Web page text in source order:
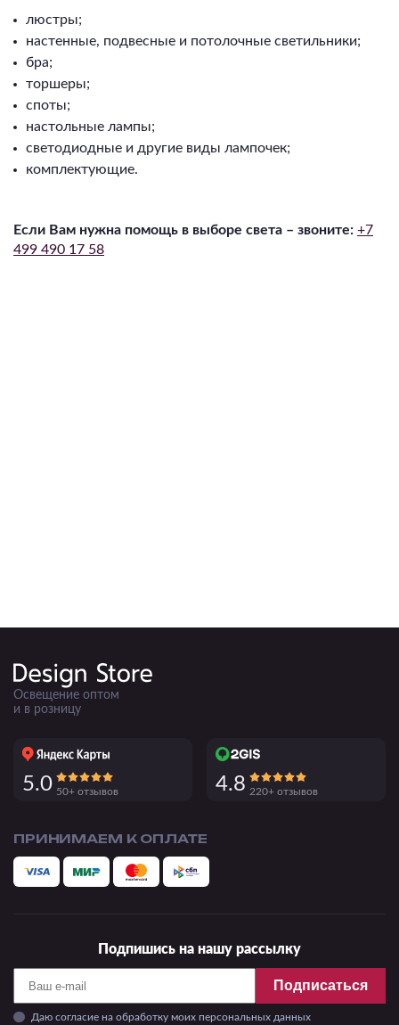
люстры;
настенные, подвесные и потолочные светильники;
бра;
торшеры;
споты;
настольные лампы;
светодиодные и другие виды лампочек;
комплектующие.⁠
Если Вам нужна помощь в выборе света – звоните: +7
499 490 17 58
Подпишись на нашу рассылку
Подписаться
Даю согласие на обработку моих персональных данных
Освещение оптом
и в розницу
5.0 50+ отзывов 4.8 220+ отзывов
ПРИНИМАЕМ К ОПЛАТЕ